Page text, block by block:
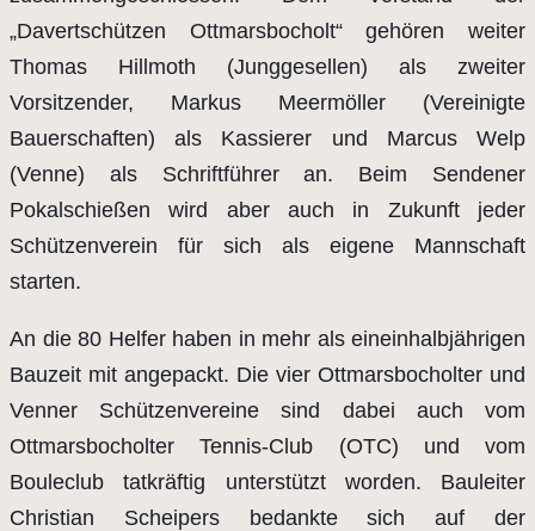
„Davertschützen Ottmarsbocholt“ gehören weiter
Thomas Hillmoth (Junggesellen) als zweiter
Vorsitzender, Markus Meermöller (Vereinigte
Bauerschaften) als Kassierer und Marcus Welp
(Venne) als Schriftführer an. Beim Sendener
Pokalschießen wird aber auch in Zukunft jeder
Schützenverein für sich als eigene Mannschaft
starten.
An die 80 Helfer haben in mehr als eineinhalbjährigen
Bauzeit mit angepackt. Die vier Ottmarsbocholter und
Venner Schützenvereine sind dabei auch vom
Ottmarsbocholter Tennis-Club (OTC) und vom
Bouleclub tatkräftig unterstützt worden. Bauleiter
Christian Scheipers bedankte sich auf der